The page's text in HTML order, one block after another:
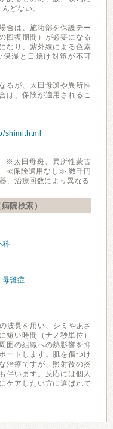
どない。
合は、施術部を保護テー
回復期間）が必要になる
なり、紫外線による色素
湿と日焼け対策が不可
るが、太田母斑や異所性
は、保険が適用されるこ
shimi.html
太田母斑、異所性蒙古
≪保険適用なし≫ 数千円
治療回数により異なる
院検索）
科
母斑症
波長を用い、シミやあざ
短い時間（ナノ秒単位）
囲の組織への熱影響を抑
ートします。肌を傷つけ
治療ですが、照射後の炎
伴います。反応には個人
ケアしたい方に選ばれて